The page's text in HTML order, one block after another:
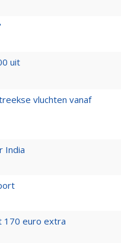
uit
vluchten vanaf
India
170 euro extra